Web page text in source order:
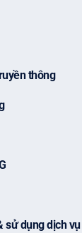
thông
sử dụng dịch